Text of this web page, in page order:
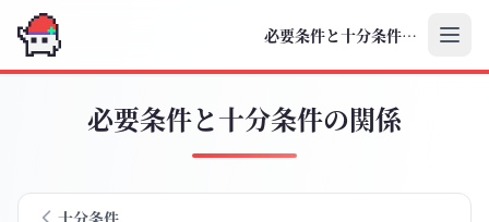
必要条件と十分条件の関係
必要条件と十分条件の関係
十分条件